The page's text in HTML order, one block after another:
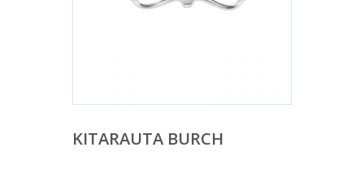
KITARAUTA BURCH